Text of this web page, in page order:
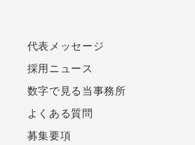
代表メッセージ
採用ニュース
数字で見る当事務所
よくある質問
募集要項